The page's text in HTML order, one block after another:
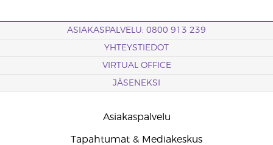
ASIAKASPALVELU: 0800 913 239
YHTEYSTIEDOT
VIRTUAL OFFICE
JÄSENEKSI
Asiakaspalvelu
Tapahtumat & Mediakeskus